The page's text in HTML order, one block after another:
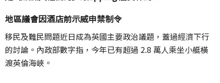
地區議會因酒店前示威申禁制令
移民及難民問題近日成為英國主要政治議題，蓋過經濟下行
的討論。內政部數字指，今年已有超過 2.8 萬人乘坐小艇橫
渡英倫海峽。